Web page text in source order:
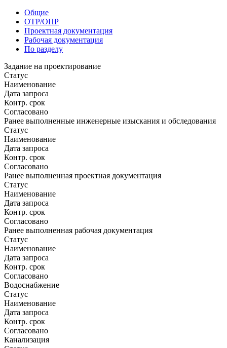
Общие
ОТР/ОПР
Проектная документация
Рабочая документация
По разделу
Задание на проектирование
Статус
Наименование
Дата запроса
Контр. срок
Согласовано
Ранее выполненные инженерные изыскания и обследования
Статус
Наименование
Дата запроса
Контр. срок
Согласовано
Ранее выполненная проектная документация
Статус
Наименование
Дата запроса
Контр. срок
Согласовано
Ранее выполненная рабочая документация
Статус
Наименование
Дата запроса
Контр. срок
Согласовано
Водоснабжение
Статус
Наименование
Дата запроса
Контр. срок
Согласовано
Канализация